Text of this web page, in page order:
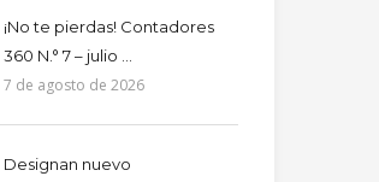
¡No te pierdas! Contadores
360 N.° 7 – julio ...
7 de agosto de 2026
Designan nuevo